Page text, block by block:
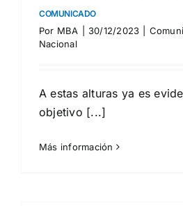
COMUNICADO
Por MBA 30/12/2023
Nacional
A estas alturas ya es
objetivo [...]
Más información